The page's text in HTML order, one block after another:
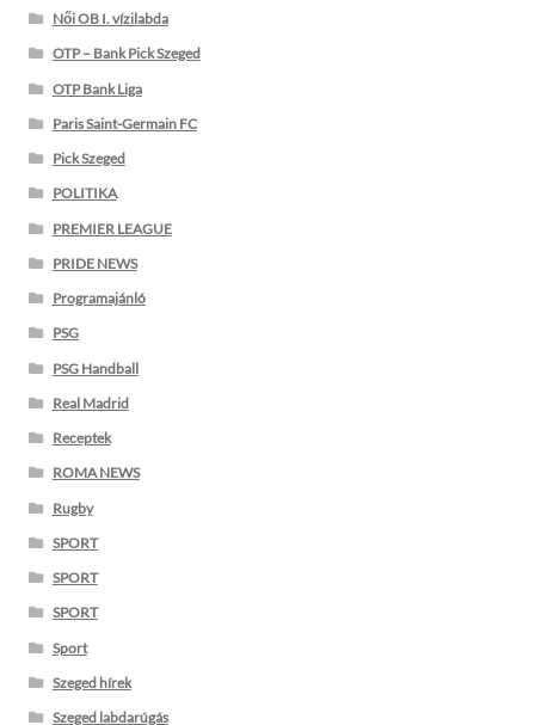
Női OB I. vízilabda
OTP – Bank Pick Szeged
OTP Bank Liga
Paris Saint-Germain FC
Pick Szeged
POLITIKA
PREMIER LEAGUE
PRIDE NEWS
Programajánló
PSG
PSG Handball
Real Madrid
Receptek
ROMA NEWS
Rugby
SPORT
SPORT
SPORT
Sport
Szeged hírek
Szeged labdarúgás